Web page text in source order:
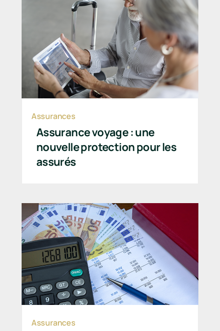
Assurance voyage : une
nouvelle protection pour les
assurés
Assurances
Assurances